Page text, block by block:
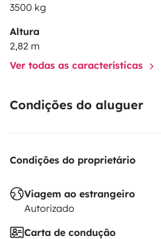
3500 kg
Altura
2,82 m
Ver todas as características
Condições do aluguer
Condições do proprietário
Viagem ao estrangeiro
Autorizado
Carta de condução